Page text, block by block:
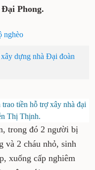
năm 1959, là
hộ nghèo
trao tiền hỗ trợ xây
Thị Thịnh.
viên, trong đó 2